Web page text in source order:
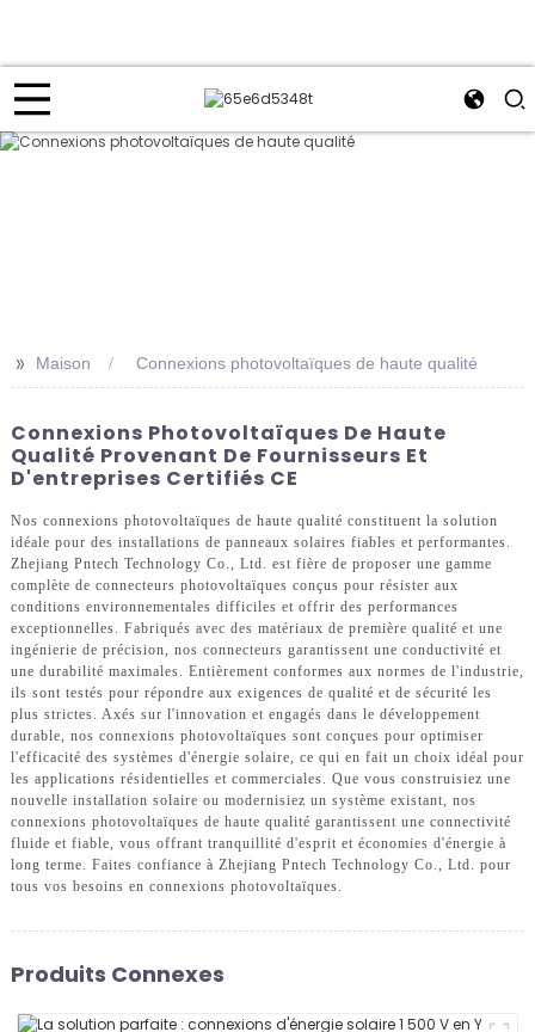
>> Maison Connexions photovoltaïques de haute qualité
Connexions Photovoltaïques De Haute
Qualité Provenant De Fournisseurs Et
D'entreprises Certifiés CE
Nos connexions photovoltaïques de haute qualité constituent la solution
idéale pour des installations de panneaux solaires fiables et performantes.
Zhejiang Pntech Technology Co., Ltd. est fière de proposer une gamme
complète de connecteurs photovoltaïques conçus pour résister aux
conditions environnementales difficiles et offrir des performances
exceptionnelles. Fabriqués avec des matériaux de première qualité et une
ingénierie de précision, nos connecteurs garantissent une conductivité et
une durabilité maximales. Entièrement conformes aux normes de l'industrie,
ils sont testés pour répondre aux exigences de qualité et de sécurité les
plus strictes. Axés sur l'innovation et engagés dans le développement
durable, nos connexions photovoltaïques sont conçues pour optimiser
l'efficacité des systèmes d'énergie solaire, ce qui en fait un choix idéal pour
les applications résidentielles et commerciales. Que vous construisiez une
nouvelle installation solaire ou modernisiez un système existant, nos
connexions photovoltaïques de haute qualité garantissent une connectivité
fluide et fiable, vous offrant tranquillité d'esprit et économies d'énergie à
long terme. Faites confiance à Zhejiang Pntech Technology Co., Ltd. pour
tous vos besoins en connexions photovoltaïques.
Produits Connexes